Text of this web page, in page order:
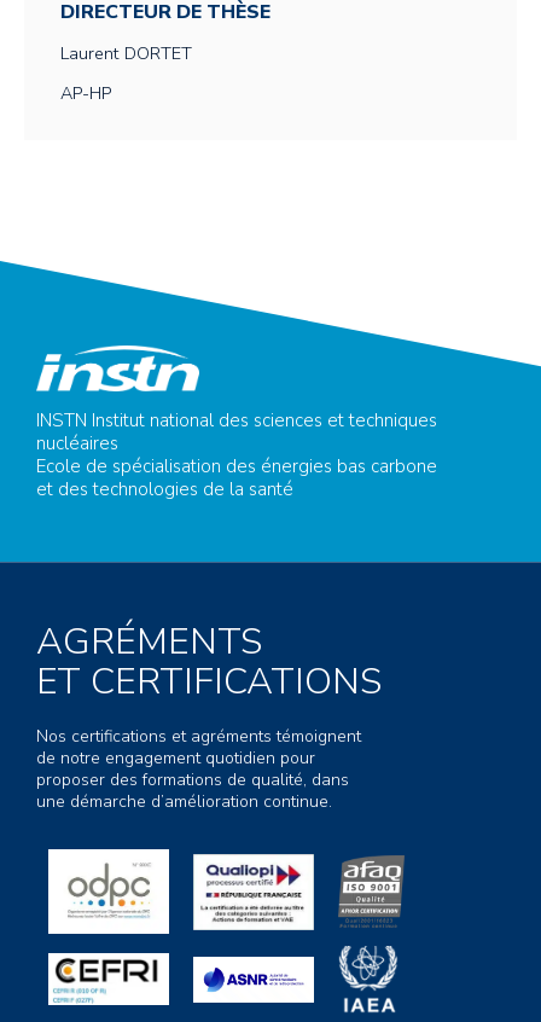
DIRECTEUR DE THÈSE
Laurent DORTET
AP-HP
INSTN Institut national des sciences et techniques
nucléaires
Ecole de spécialisation des énergies bas carbone
et des technologies de la santé
AGRÉMENTS
ET CERTIFICATIONS
Nos certifications et agréments témoignent
de notre engagement quotidien pour
proposer des formations de qualité, dans
une démarche d’amélioration continue.